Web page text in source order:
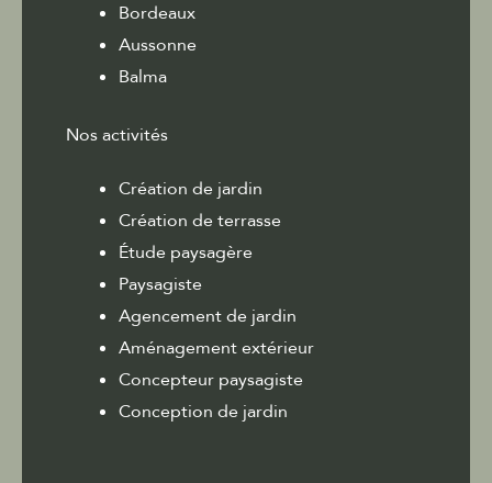
Bordeaux
Aussonne
Balma
Nos activités
Création de jardin
Création de terrasse
Étude paysagère
Paysagiste
Agencement de jardin
Aménagement extérieur
Concepteur paysagiste
Conception de jardin